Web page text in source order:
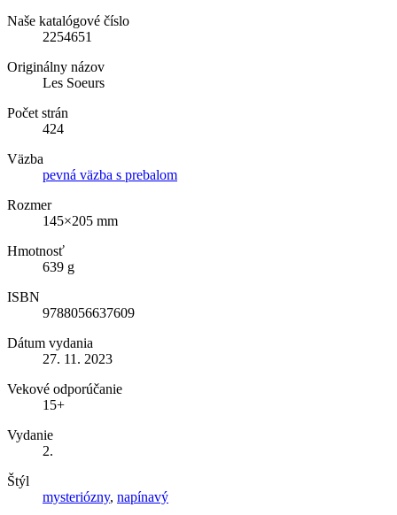
Naše katalógové číslo
2254651
Originálny názov
Les Soeurs
Počet strán
424
Väzba
pevná väzba s prebalom
Rozmer
145×205 mm
Hmotnosť
639 g
ISBN
9788056637609
Dátum vydania
27. 11. 2023
Vekové odporúčanie
15+
Vydanie
2.
Štýl
mysteriózny, napínavý